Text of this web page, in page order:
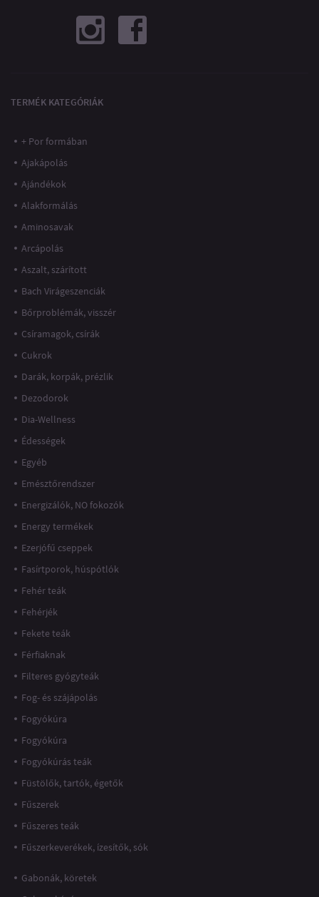
TERMÉK KATEGÓRIÁK
+ Por formában
Ajakápolás
Ajándékok
Alakformálás
Aminosavak
Arcápolás
Aszalt, szárított
Bach Virágeszenciák
Bőrproblémák, visszér
Csíramagok, csírák
Cukrok
Darák, korpák, prézlik
Dezodorok
Dia-Wellness
Édességek
Egyéb
Emésztőrendszer
Energizálók, NO fokozók
Energy termékek
Ezerjófű cseppek
Fasírtporok, húspótlók
Fehér teák
Fehérjék
Fekete teák
Férfiaknak
Filteres gyógyteák
Fog- és szájápolás
Fogyókúra
Fogyókúra
Fogyókúrás teák
Füstölők, tartók, égetők
Fűszerek
Fűszeres teák
Fűszerkeverékek, ízesítők, sók
Gabonák, köretek